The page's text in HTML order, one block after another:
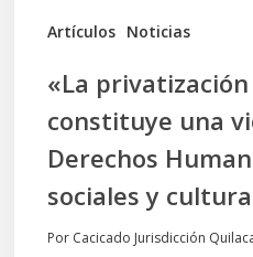
Artículos Noticias
Humanos
económicos,
sociales
culturales
«La
constituye una
Derechos
sociales y
Por Cacicado Jurisdicción